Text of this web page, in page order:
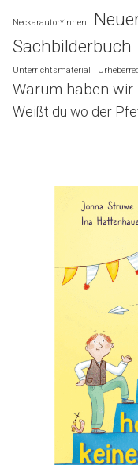
Neckarautor*innen
Sachbilderbuch
Unterrichtsmaterial
Warum haben wir
Weißt du wo der